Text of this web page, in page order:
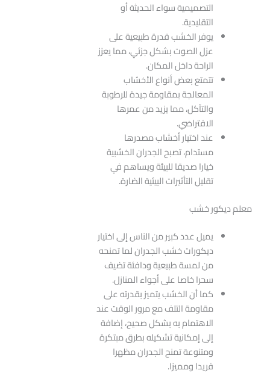
التصميمية سواء الحديثة أو
التقليدية.
يوفر الخشب قدرة طبيعية على
عزل الصوت بشكل جزئي، مما يعزز
الراحة داخل المكان.
تتمتع بعض أنواع الأخشاب
المعالجة بمقاومة جيدة للرطوبة
والتآكل، مما يزيد من عمرها
الافتراضي.
عند اختيار أخشاب مصدرها
مستدام، تصبح الجدران الخشبية
خيارا صديقا للبيئة ويساهم في
تقليل التأثيرات البيئية الضارة.
معلم ديكور خشب
يميل عدد كبير من الناس إلى اختيار
ديكورات خشب الجدران لما تمنحه
من لمسة طبيعية ودافئة تضيف
سحرا خاصا على أجواء المنازل.
كما أن الخشب يتميز بقدرته على
مقاومة التلف مع مرور الوقت عند
الاهتمام به بشكل صحيح، إضافة
إلى إمكانية تشكيله بطرق مبتكرة
ومتنوعة تمنح الجدران مظهرا
فريدا ومميزا.